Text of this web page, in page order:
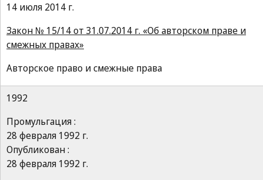
14 июля 2014 г.
Закон № 15/14 от 31.07.2014 г. «Об авторском праве и
смежных правах»
Авторское право и смежные права
1992
Промульгация :
28 февраля 1992 г.
Опубликован :
28 февраля 1992 г.